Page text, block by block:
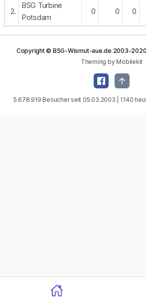
2.
BSG Turbine
Potsdam
0 0 0
Copyright © BSG-Wismut-aue.de 2003-
Theming by Mobilekit
5.678.919 Besucher seit 05.03.2003 | 1.140